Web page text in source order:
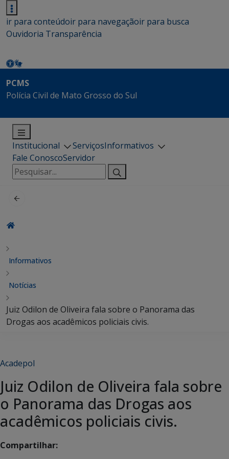
ir para conteúdoir para navegaçãoir para busca
Ouvidoria Transparência
PCMS
Polícia Civil de Mato Grosso do Sul
Institucional ServiçosInformativos
Fale ConoscoServidor
Pesquisar
por:
Informativos
Notícias
Juiz Odilon de Oliveira fala sobre o Panorama das
Drogas aos acadêmicos policiais civis.
Acadepol
Juiz Odilon de Oliveira fala sobre
o Panorama das Drogas aos
acadêmicos policiais civis.
Compartilhar: